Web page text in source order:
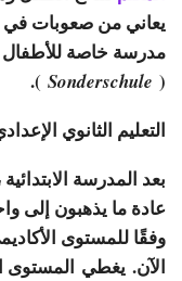
يعاني من صعوبات في
مدرسة خاصة للأطفال
(
Sonderschule
).
التعليم الثانوي
عادة ما يذهبون إلى
وفقًا للمستوى
الآن. يغطي المستوى